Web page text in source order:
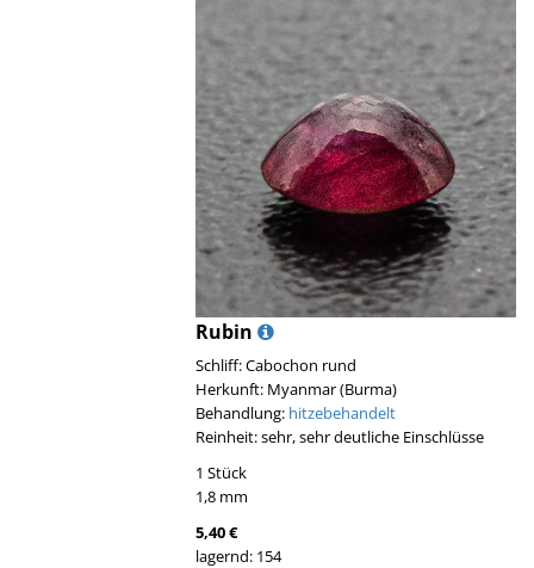
Rubin
Schliff: Cabochon rund
Herkunft: Myanmar (Burma)
Behandlung: hitzebehandelt
Reinheit: sehr, sehr deutliche Einschlüsse
1 Stück
1,8 mm
5,40 €
lagernd: 154